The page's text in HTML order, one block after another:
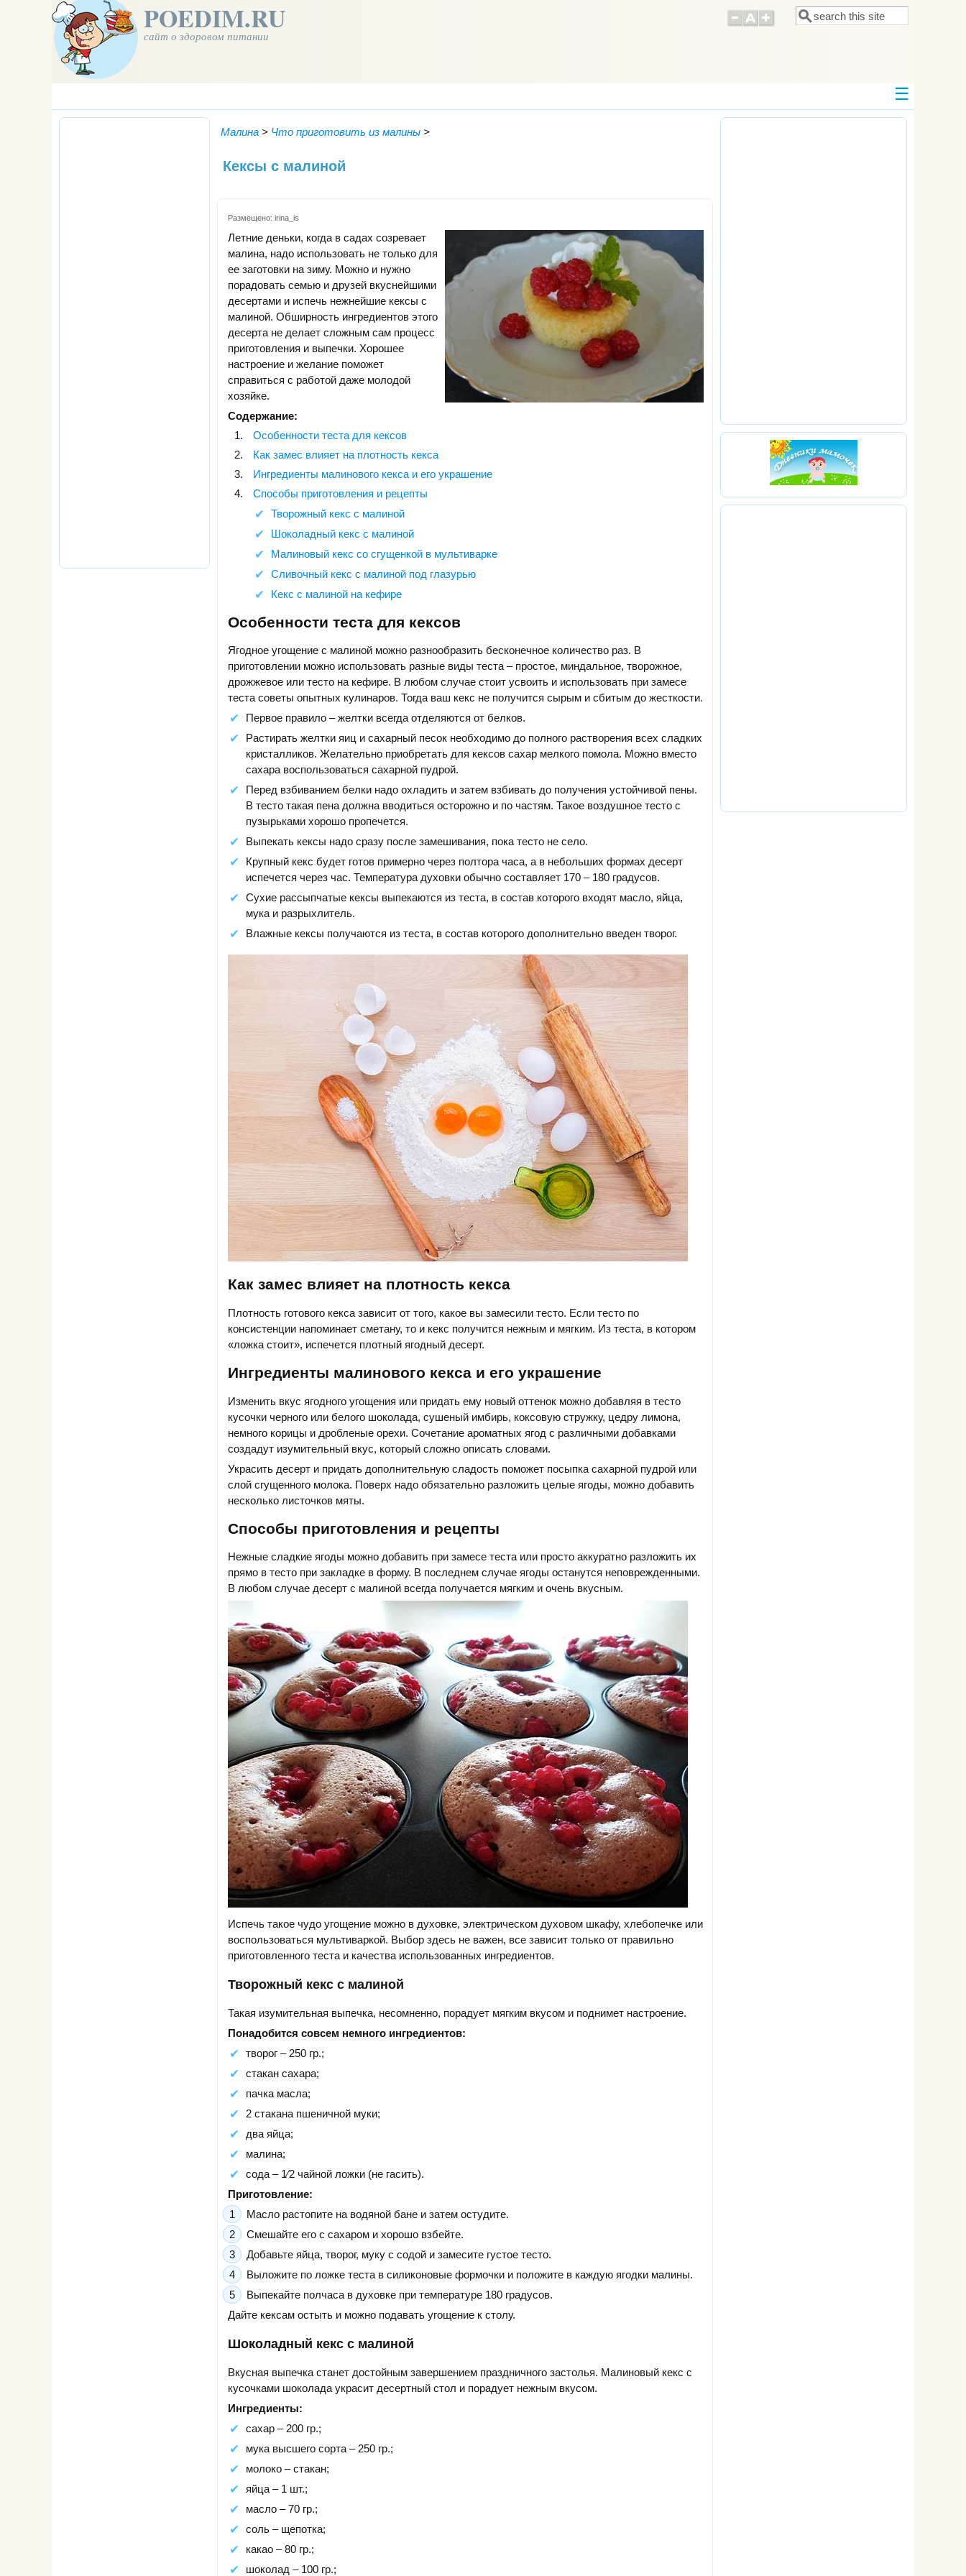
POEDIM.RU
сайт о здоровом питании
Форма поиска
Поиск
Малина > Что приготовить из малины >
Кексы с малиной
Размещено: irina_is
Летние деньки, когда в садах созревает
малина, надо использовать не только для
ее заготовки на зиму. Можно и нужно
порадовать семью и друзей вкуснейшими
десертами и испечь нежнейшие кексы с
малиной. Обширность ингредиентов этого
десерта не делает сложным сам процесс
приготовления и выпечки. Хорошее
настроение и желание поможет
справиться с работой даже молодой
хозяйке.
Содержание:
Особенности теста для кексов
Как замес влияет на плотность кекса
Ингредиенты малинового кекса и его украшение
Способы приготовления и рецепты
Творожный кекс с малиной
Шоколадный кекс с малиной
Малиновый кекс со сгущенкой в мультиварке
Сливочный кекс с малиной под глазурью
Кекс с малиной на кефире
Особенности теста для кексов
Ягодное угощение с малиной можно разнообразить бесконечное количество раз. В
приготовлении можно использовать разные виды теста – простое, миндальное, творожное,
дрожжевое или тесто на кефире. В любом случае стоит усвоить и использовать при замесе
теста советы опытных кулинаров. Тогда ваш кекс не получится сырым и сбитым до жесткости.
Первое правило – желтки всегда отделяются от белков.
Растирать желтки яиц и сахарный песок необходимо до полного растворения всех сладких
кристалликов. Желательно приобретать для кексов сахар мелкого помола. Можно вместо
сахара воспользоваться сахарной пудрой.
Перед взбиванием белки надо охладить и затем взбивать до получения устойчивой пены.
В тесто такая пена должна вводиться осторожно и по частям. Такое воздушное тесто с
пузырьками хорошо пропечется.
Выпекать кексы надо сразу после замешивания, пока тесто не село.
Крупный кекс будет готов примерно через полтора часа, а в небольших формах десерт
испечется через час. Температура духовки обычно составляет 170 – 180 градусов.
Сухие рассыпчатые кексы выпекаются из теста, в состав которого входят масло, яйца,
мука и разрыхлитель.
Влажные кексы получаются из теста, в состав которого дополнительно введен творог.
Как замес влияет на плотность кекса
Плотность готового кекса зависит от того, какое вы замесили тесто. Если тесто по
консистенции напоминает сметану, то и кекс получится нежным и мягким. Из теста, в котором
«ложка стоит», испечется плотный ягодный десерт.
Ингредиенты малинового кекса и его украшение
Изменить вкус ягодного угощения или придать ему новый оттенок можно добавляя в тесто
кусочки черного или белого шоколада, сушеный имбирь, коксовую стружку, цедру лимона,
немного корицы и дробленые орехи. Сочетание ароматных ягод с различными добавками
создадут изумительный вкус, который сложно описать словами.
Украсить десерт и придать дополнительную сладость поможет посыпка сахарной пудрой или
слой сгущенного молока. Поверх надо обязательно разложить целые ягоды, можно добавить
несколько листочков мяты.
Способы приготовления и рецепты
Нежные сладкие ягоды можно добавить при замесе теста или просто аккуратно разложить их
прямо в тесто при закладке в форму. В последнем случае ягоды останутся неповрежденными.
В любом случае десерт с малиной всегда получается мягким и очень вкусным.
Испечь такое чудо угощение можно в духовке, электрическом духовом шкафу, хлебопечке или
воспользоваться мультиваркой. Выбор здесь не важен, все зависит только от правильно
приготовленного теста и качества использованных ингредиентов.
Творожный кекс с малиной
Такая изумительная выпечка, несомненно, порадует мягким вкусом и поднимет настроение.
Понадобится совсем немного ингредиентов:
творог – 250 гр.;
стакан сахара;
пачка масла;
2 стакана пшеничной муки;
два яйца;
малина;
сода – 1⁄2 чайной ложки (не гасить).
Приготовление:
Масло растопите на водяной бане и затем остудите.
Смешайте его с сахаром и хорошо взбейте.
Добавьте яйца, творог, муку с содой и замесите густое тесто.
Выложите по ложке теста в силиконовые формочки и положите в каждую ягодки малины.
Выпекайте полчаса в духовке при температуре 180 градусов.
Дайте кексам остыть и можно подавать угощение к столу.
Шоколадный кекс с малиной
Вкусная выпечка станет достойным завершением праздничного застолья. Малиновый кекс с
кусочками шоколада украсит десертный стол и порадует нежным вкусом.
Ингредиенты:
сахар – 200 гр.;
мука высшего сорта – 250 гр.;
молоко – стакан;
яйца – 1 шт.;
масло – 70 гр.;
соль – щепотка;
какао – 80 гр.;
шоколад – 100 гр.;